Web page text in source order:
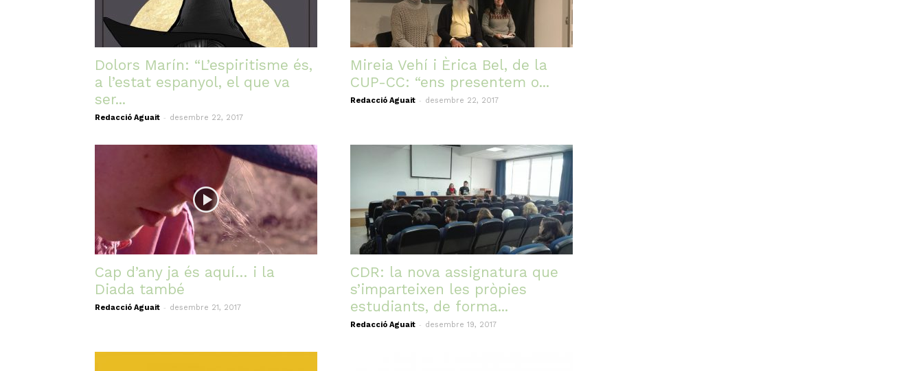
Dolors Marín: “L’espiritisme és,
a l’estat espanyol, el que va
ser...
Redacció Aguait - desembre 22, 2017
Mireia Vehí i Èrica Bel, de la
CUP-CC: “ens presentem o...
Redacció Aguait - desembre 22, 2017
Cap d’any ja és aquí… i la
Diada també
Redacció Aguait - desembre 21, 2017
CDR: la nova assignatura que
s’imparteixen les pròpies
estudiants, de forma...
Redacció Aguait - desembre 19, 2017